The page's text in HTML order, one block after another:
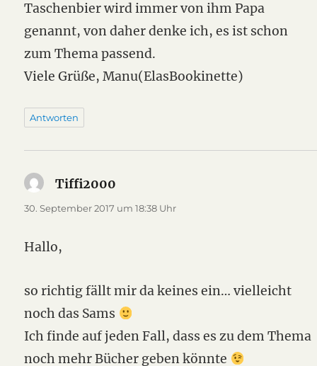
Taschenbier wird immer von ihm Papa
genannt, von daher denke ich, es ist schon
zum Thema passend.
Viele Grüße, Manu(ElasBookinette)
Antworten
Tiffi2000
30. September 2017 um 18:38 Uhr
Hallo,
so richtig fällt mir da keines ein… vielleicht
noch das Sams
Ich finde auf jeden Fall, dass es zu dem Thema
noch mehr Bücher geben könnte